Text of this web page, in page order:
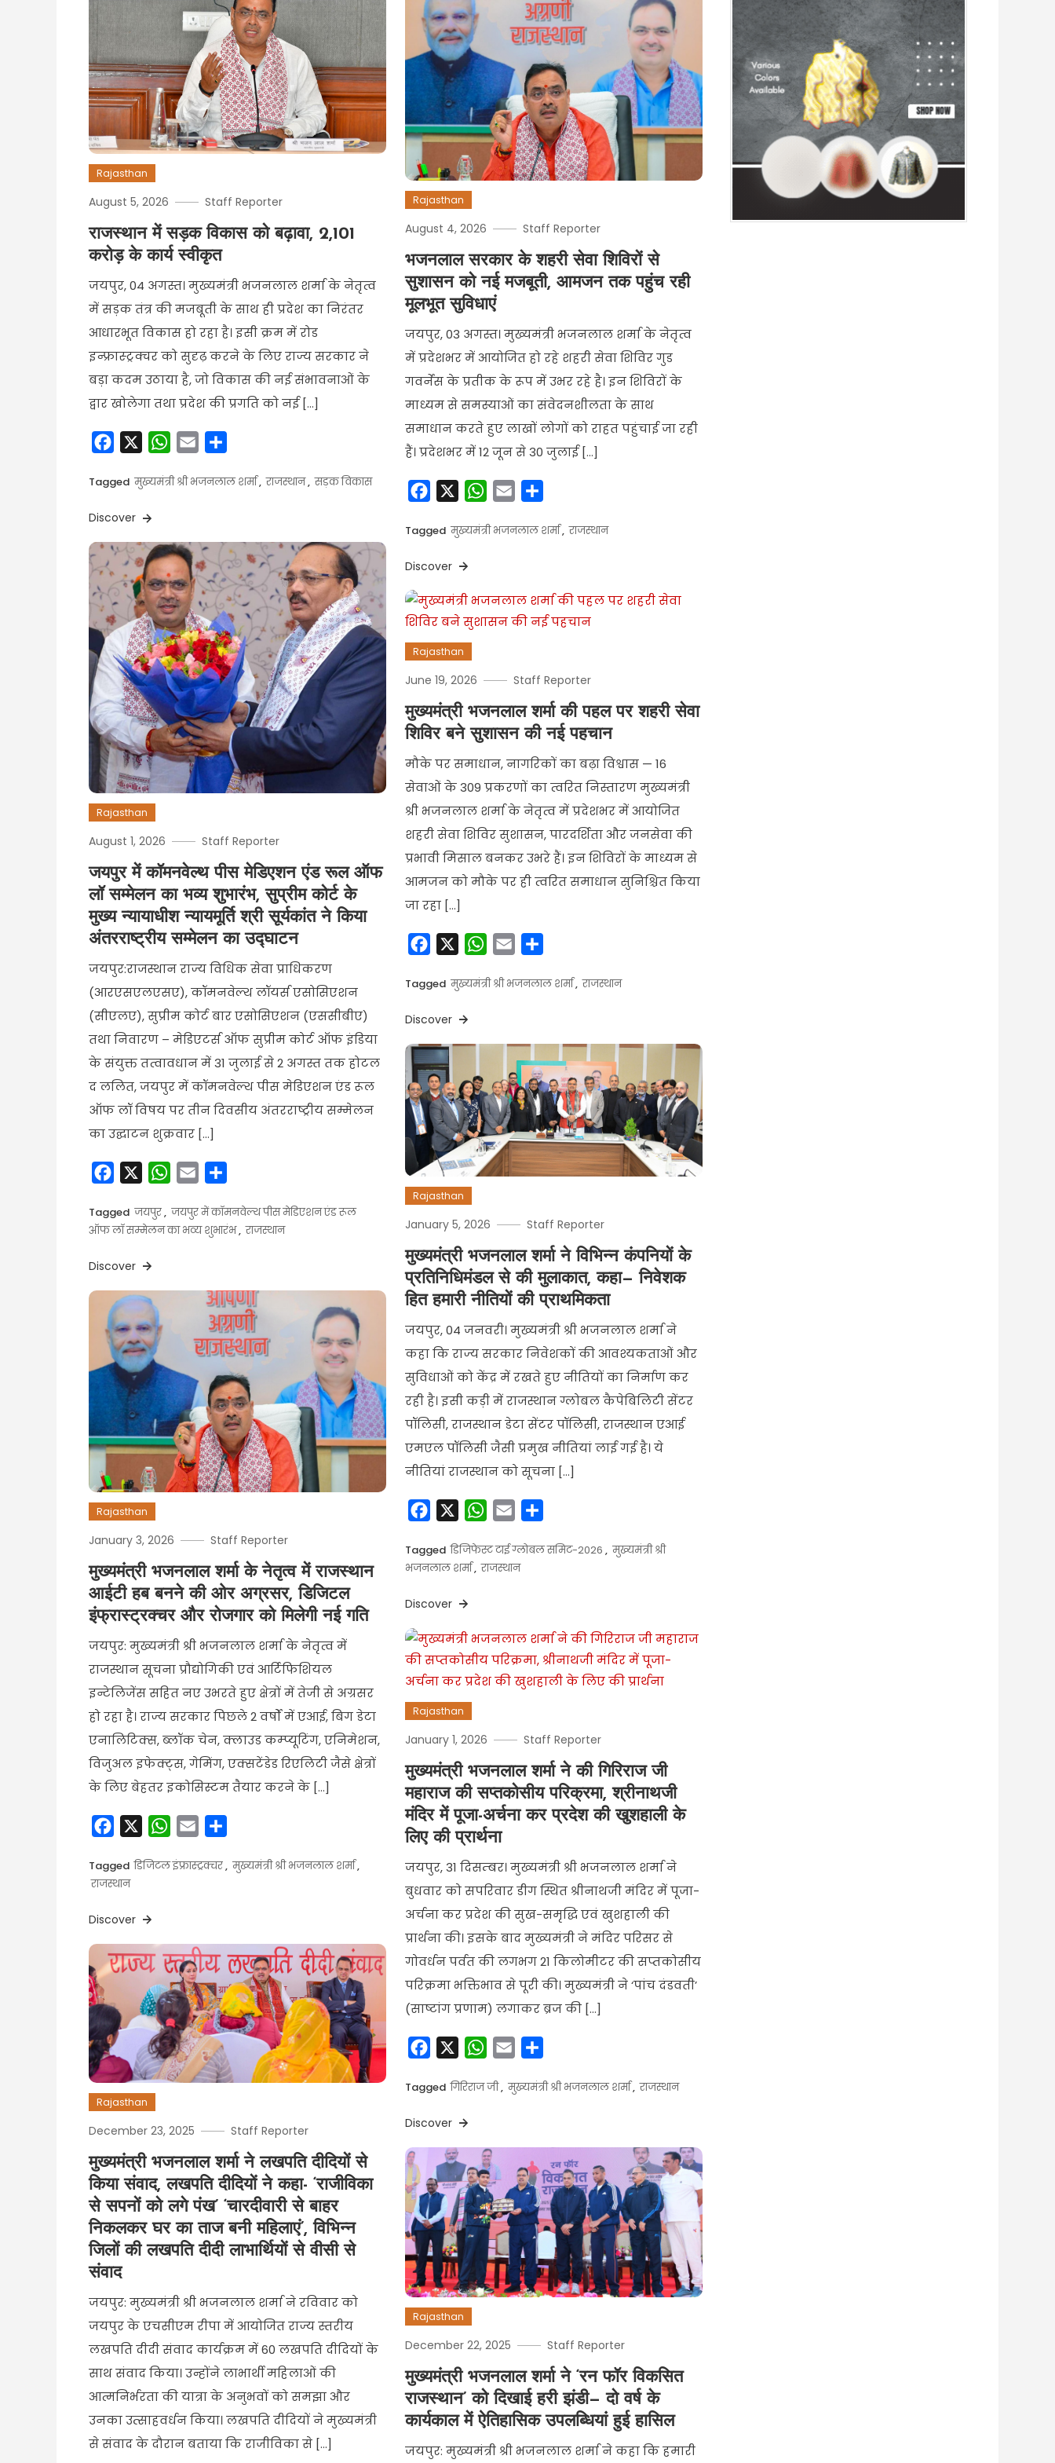
Rajasthan
August 5, 2026 Staff Reporter
राजस्थान में सड़क विकास को बढ़ावा, 2,101
करोड़ के कार्य स्वीकृत
जयपुर, 04 अगस्त। मुख्यमंत्री भजनलाल शर्मा के नेतृत्व
में सड़क तंत्र की मजबूती के साथ ही प्रदेश का निरंतर
आधारभूत विकास हो रहा है। इसी क्रम में रोड
इन्फ्रास्ट्रक्चर को सुदृढ़ करने के लिए राज्य सरकार ने
बड़ा कदम उठाया है, जो विकास की नई संभावनाओं के
द्वार खोलेगा तथा प्रदेश की प्रगति को नई […]
Facebook WhatsApp
Email
Tagged मुख्यमंत्री श्री भजनलाल शर्मा, राजस्थान, सड़क विकास
Discover
Rajasthan
August 4, 2026 Staff Reporter
भजनलाल सरकार के शहरी सेवा शिविरों से
सुशासन को नई मजबूती, आमजन तक पहुंच रही
मूलभूत सुविधाएं
जयपुर, 03 अगस्त। मुख्यमंत्री भजनलाल शर्मा के नेतृत्व
में प्रदेशभर में आयोजित हो रहे शहरी सेवा शिविर गुड
गवर्नेंस के प्रतीक के रूप में उभर रहे है। इन शिविरों के
माध्यम से समस्याओं का संवेदनशीलता के साथ
समाधान करते हुए लाखों लोगों को राहत पहुंचाई जा रही
हैं। प्रदेशभर में 12 जून से 30 जुलाई […]
Facebook WhatsApp
Email
Tagged मुख्यमंत्री भजनलाल शर्मा, राजस्थान
Discover
Rajasthan
August 1, 2026 Staff Reporter
जयपुर में कॉमनवेल्थ पीस मेडिएशन एंड रूल ऑफ
लॉ सम्मेलन का भव्य शुभारंभ, सुप्रीम कोर्ट के
मुख्य न्यायाधीश न्यायमूर्ति श्री सूर्यकांत ने किया
अंतरराष्ट्रीय सम्मेलन का उद्घाटन
जयपुर:राजस्थान राज्य विधिक सेवा प्राधिकरण
(आरएसएलएसए), कॉमनवेल्थ लॉयर्स एसोसिएशन
(सीएलए), सुप्रीम कोर्ट बार एसोसिएशन (एससीबीए)
तथा निवारण – मेडिएटर्स ऑफ सुप्रीम कोर्ट ऑफ इंडिया
के संयुक्त तत्वावधान में 31 जुलाई से 2 अगस्त तक होटल
द ललित, जयपुर में कॉमनवेल्थ पीस मेडिएशन एंड रूल
ऑफ लॉ विषय पर तीन दिवसीय अंतरराष्ट्रीय सम्मेलन
का उद्घाटन शुक्रवार […]
Facebook WhatsApp
Email
Tagged जयपुर, जयपुर में कॉमनवेल्थ पीस मेडिएशन एंड रूल
ऑफ लॉ सम्मेलन का भव्य शुभारंभ, राजस्थान
Discover
Rajasthan
June 19, 2026 Staff Reporter
मुख्यमंत्री भजनलाल शर्मा की पहल पर शहरी सेवा
शिविर बने सुशासन की नई पहचान
मौके पर समाधान, नागरिकों का बढ़ा विश्वास — 16
सेवाओं के 309 प्रकरणों का त्वरित निस्तारण मुख्यमंत्री
श्री भजनलाल शर्मा के नेतृत्व में प्रदेशभर में आयोजित
शहरी सेवा शिविर सुशासन, पारदर्शिता और जनसेवा की
प्रभावी मिसाल बनकर उभरे हैं। इन शिविरों के माध्यम से
आमजन को मौके पर ही त्वरित समाधान सुनिश्चित किया
जा रहा […]
Facebook WhatsApp
Email
Tagged मुख्यमंत्री श्री भजनलाल शर्मा, राजस्थान
Discover
Rajasthan
January 5, 2026 Staff Reporter
मुख्यमंत्री भजनलाल शर्मा ने विभिन्न कंपनियों के
प्रतिनिधिमंडल से की मुलाकात, कहा— निवेशक
हित हमारी नीतियों की प्राथमिकता
जयपुर, 04 जनवरी। मुख्यमंत्री श्री भजनलाल शर्मा ने
कहा कि राज्य सरकार निवेशकों की आवश्यकताओं और
सुविधाओं को केंद्र में रखते हुए नीतियों का निर्माण कर
रही है। इसी कड़ी में राजस्थान ग्लोबल कैपेबिलिटी सेंटर
पॉलिसी, राजस्थान डेटा सेंटर पॉलिसी, राजस्थान एआई
एमएल पॉलिसी जैसी प्रमुख नीतियां लाई गई है। ये
नीतियां राजस्थान को सूचना […]
Facebook WhatsApp
Email
Tagged डिजिफेस्ट टाई ग्लोबल समिट-2026 , मुख्यमंत्री श्री
भजनलाल शर्मा, राजस्थान
Discover
Rajasthan
January 3, 2026 Staff Reporter
मुख्यमंत्री भजनलाल शर्मा के नेतृत्व में राजस्थान
आईटी हब बनने की ओर अग्रसर, डिजिटल
इंफ्रास्ट्रक्चर और रोजगार को मिलेगी नई गति
जयपुर: मुख्यमंत्री श्री भजनलाल शर्मा के नेतृत्व में
राजस्थान सूचना प्रौद्योगिकी एवं आर्टिफिशियल
इन्टेलिजेंस सहित नए उभरते हुए क्षेत्रों में तेजी से अग्रसर
हो रहा है। राज्य सरकार पिछले 2 वर्षों में एआई, बिग डेटा
एनालिटिक्स, ब्लॉक चेन, क्लाउड कम्प्यूटिंग, एनिमेशन,
विजुअल इफेक्ट्स, गेमिंग, एक्सटेंडेड रिएलिटी जैसे क्षेत्रों
के लिए बेहतर इकोसिस्टम तैयार करने के […]
Facebook WhatsApp
Email
Tagged डिजिटल इंफ्रास्ट्रक्चर, मुख्यमंत्री श्री भजनलाल शर्मा,
राजस्थान
Discover
Rajasthan
January 1, 2026 Staff Reporter
मुख्यमंत्री भजनलाल शर्मा ने की गिरिराज जी
महाराज की सप्तकोसीय परिक्रमा, श्रीनाथजी
मंदिर में पूजा-अर्चना कर प्रदेश की खुशहाली के
लिए की प्रार्थना
जयपुर, 31 दिसम्बर। मुख्यमंत्री श्री भजनलाल शर्मा ने
बुधवार को सपरिवार डीग स्थित श्रीनाथजी मंदिर में पूजा-
अर्चना कर प्रदेश की सुख-समृद्धि एवं खुशहाली की
प्रार्थना की। इसके बाद मुख्यमंत्री ने मंदिर परिसर से
गोवर्धन पर्वत की लगभग 21 किलोमीटर की सप्तकोसीय
परिक्रमा भक्तिभाव से पूरी की। मुख्यमंत्री ने ‘पांच दंडवती’
(साष्टांग प्रणाम) लगाकर ब्रज की […]
Facebook WhatsApp
Email
Tagged गिरिराज जी, मुख्यमंत्री श्री भजनलाल शर्मा, राजस्थान
Discover
Rajasthan
December 23, 2025 Staff Reporter
मुख्यमंत्री भजनलाल शर्मा ने लखपति दीदियों से
किया संवाद, लखपति दीदियों ने कहा- ‘राजीविका
से सपनों को लगे पंख’ ‘चारदीवारी से बाहर
निकलकर घर का ताज बनी महिलाएं’, विभिन्न
जिलों की लखपति दीदी लाभार्थियों से वीसी से
संवाद
जयपुर: मुख्यमंत्री श्री भजनलाल शर्मा ने रविवार को
जयपुर के एचसीएम रीपा में आयोजित राज्य स्तरीय
लखपति दीदी संवाद कार्यक्रम में 60 लखपति दीदियों के
साथ संवाद किया। उन्होंने लाभार्थी महिलाओं की
आत्मनिर्भरता की यात्रा के अनुभवों को समझा और
उनका उत्साहवर्धन किया। लखपति दीदियों ने मुख्यमंत्री
से संवाद के दौरान बताया कि राजीविका से […]
Rajasthan
December 22, 2025 Staff Reporter
मुख्यमंत्री भजनलाल शर्मा ने ‘रन फॉर विकसित
राजस्थान’ को दिखाई हरी झंडी— दो वर्ष के
कार्यकाल में ऐतिहासिक उपलब्धियां हुई हासिल
जयपुर: मुख्यमंत्री श्री भजनलाल शर्मा ने कहा कि हमारी